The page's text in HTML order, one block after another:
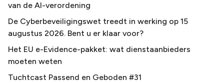
van de AI-verordening
De Cyberbeveiligingswet treedt in werking op 15
augustus 2026. Bent u er klaar voor?
Het EU e-Evidence-pakket: wat dienstaanbieders
moeten weten
Tuchtcast Passend en Geboden #31